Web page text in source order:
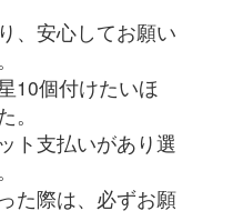
、安心してお願い
10個付けたいほ
ト支払いがあり選
た際は、必ずお願